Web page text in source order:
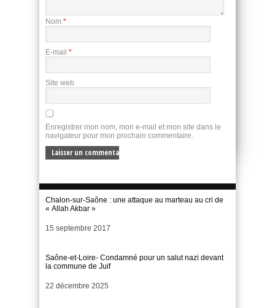
Nom *
E-mail *
Site web
Enregistrer mon nom, mon e-mail et mon site dans le
navigateur pour mon prochain commentaire.
Chalon-sur-Saône : une attaque au marteau au cri de
« Allah Akbar »
Date
15 septembre 2017
Saône-et-Loire- Condamné pour un salut nazi devant
la commune de Juif
Date
22 décembre 2025